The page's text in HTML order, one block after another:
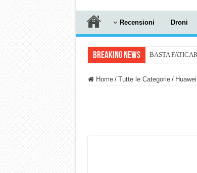
Recensioni Droni
Breaking News BASTA
Home / Tutte le Categorie / Huawei